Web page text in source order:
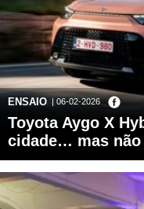
ENSAIO | 06-02-2026
Toyota Aygo X
cidade… mas não